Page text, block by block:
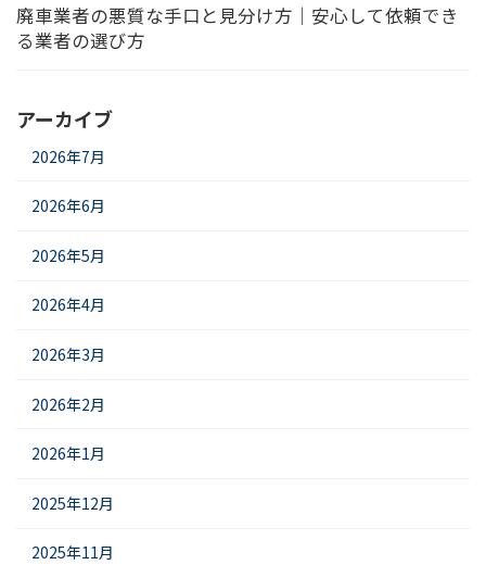
廃車業者の悪質な手口と見分け方｜安心して依頼でき
る業者の選び方
アーカイブ
2026年7月
2026年6月
2026年5月
2026年4月
2026年3月
2026年2月
2026年1月
2025年12月
2025年11月